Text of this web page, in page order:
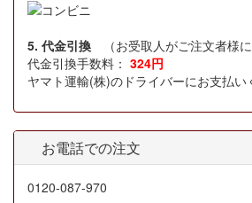
5. 代金引換 （お受取人がご注文者様に
代金引換手数料： 324円
ヤマト運輸(株)のドライバーにお支払い
お電話での注文
0120-087-970